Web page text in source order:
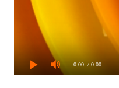
0:00 / 0:00